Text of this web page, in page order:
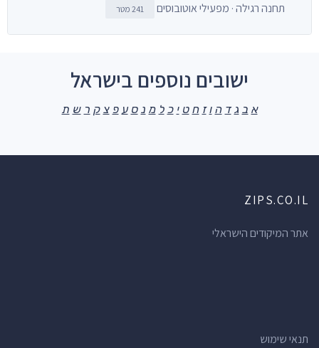
תחנה רגילה · מפעילי אוטובוסים 241 מטר
ישובים נוספים בישראל
א ב ג ד ה ו ז ח ט י כ ל מ נ ס ע פ צ ק ר ש ת
ZIPS.CO.IL
אתר המיקודים הישראלי
תנאי שימוש